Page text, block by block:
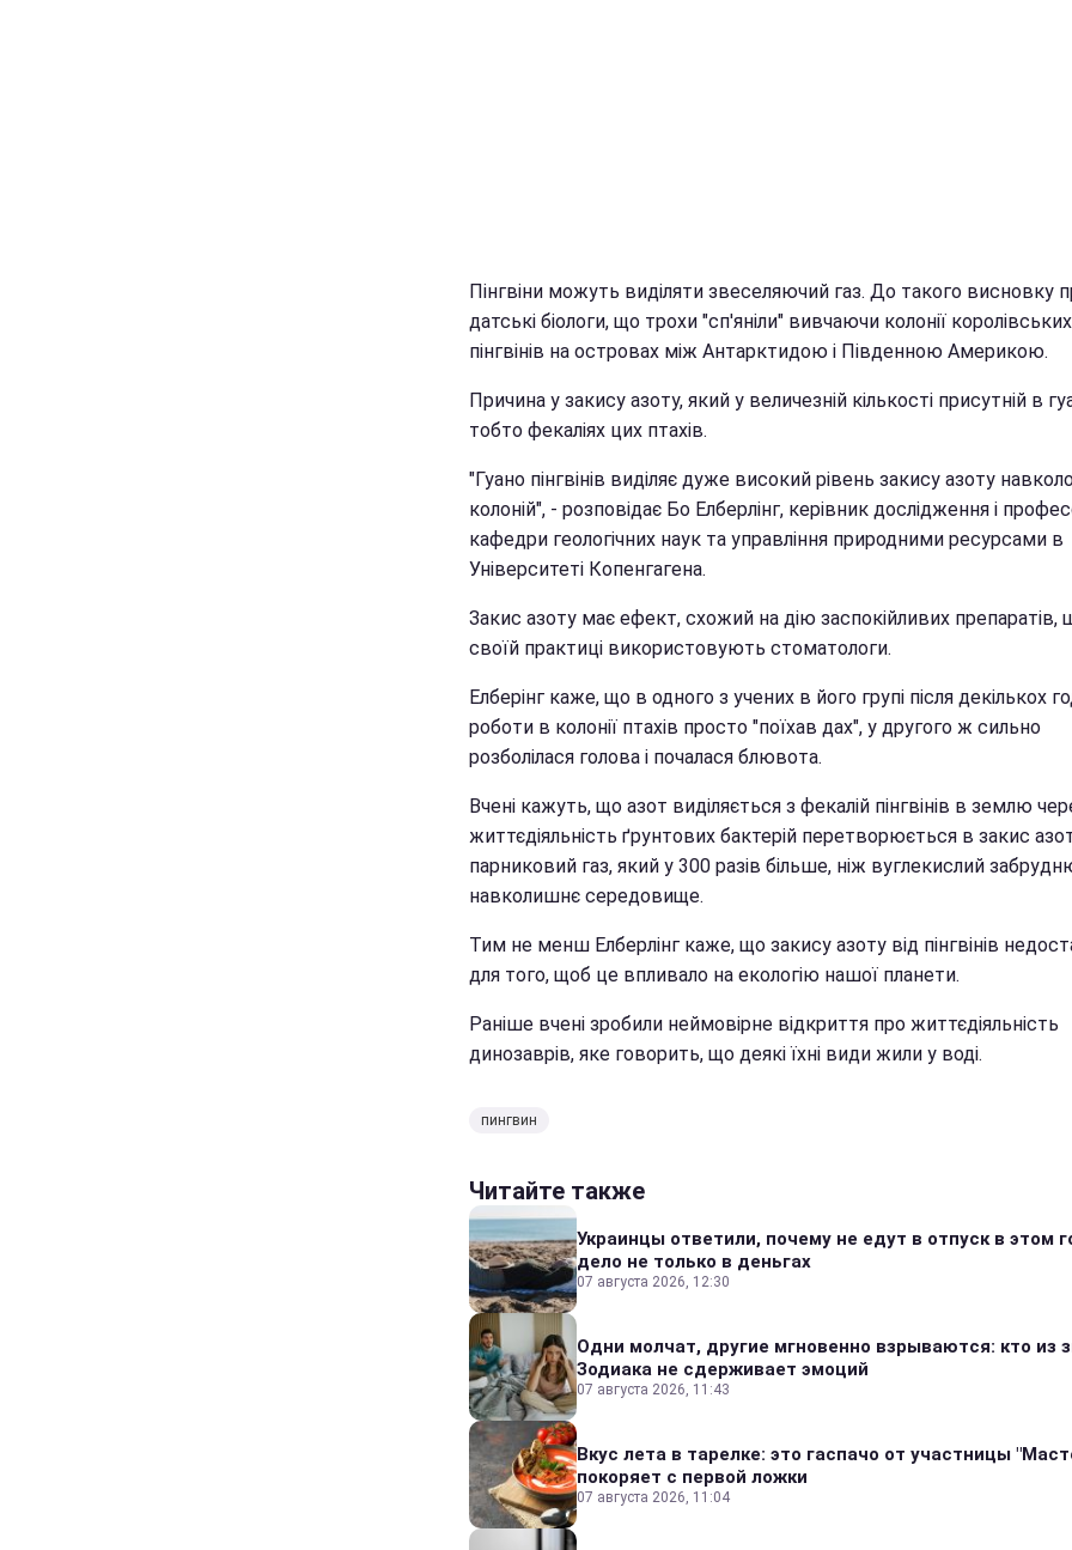
Пінгвіни можуть виділяти звеселяючий газ. До такого висновку
датські біологи, що трохи "сп'яніли" вивчаючи колонії королівських
пінгвінів на островах між Антарктидою і Південною Америкою.
Причина у закису азоту, який у величезній кількості присутній в
тобто фекаліях цих птахів.
"Гуано пінгвінів виділяє дуже високий рівень закису азоту
колоній", - розповідає Бо Елберлінг, керівник дослідження і
кафедри геологічних наук та управління природними ресурсами в
Університеті Копенгагена.
Закис азоту має ефект, схожий на дію заспокійливих препаратів,
своїй практиці використовують стоматологи.
Елберінг каже, що в одного з учених в його групі після декількох
роботи в колонії птахів просто "поїхав дах", у другого ж сильно
розболілася голова і почалася блювота.
Вчені кажуть, що азот виділяється з фекалій пінгвінів в землю
життєдіяльність ґрунтових бактерій перетворюється в закис
парниковий газ, який у 300 разів більше, ніж вуглекислий
навколишнє середовище.
Тим не менш Елберлінг каже, що закису азоту від пінгвінів
для того, щоб це впливало на екологію нашої планети.
Раніше вчені зробили неймовірне відкриття про життєдіяльність
динозаврів, яке говорить, що деякі їхні види жили у воді.
пингвин
Читайте также
Украинцы ответили, почему не едут в отпуск в этом
дело не только в деньгах
07 августа 2026, 12:30
Одни молчат, другие мгновенно взрываются: кто из
Зодиака не сдерживает эмоций
07 августа 2026, 11:43
Вкус лета в тарелке: это гаспачо от участницы
покоряет с первой ложки
07 августа 2026, 11:04